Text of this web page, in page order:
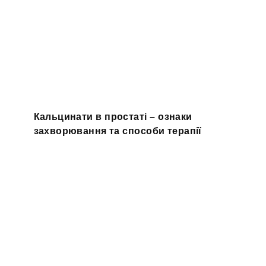
Кальцинати в простаті – ознаки
захворювання та способи терапії